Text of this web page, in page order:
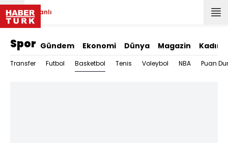
Canlı
Spor Gündem Ekonomi Dünya Magazin Kadın
Transfer Futbol Basketbol Tenis Voleybol NBA Puan